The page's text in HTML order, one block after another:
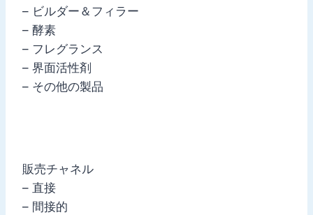
– ビルダー＆フィラー
– 酵素
– フレグランス
– 界面活性剤
– その他の製品
販売チャネル
– 直接
– 間接的